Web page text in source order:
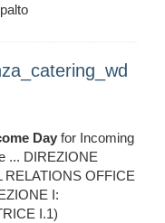
Day for Incoming
... DIREZIONE
RELATIONS OFFICE
I:
I.1)